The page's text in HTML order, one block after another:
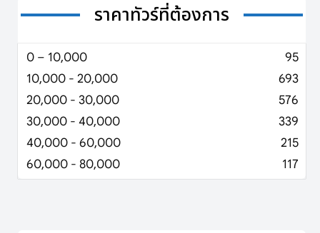
ราคาทัวร์ที่ต้องการ
0 – 10,000
95
10,000 - 20,000
693
20,000 - 30,000
576
30,000 - 40,000
339
40,000 - 60,000
215
60,000 - 80,000
117